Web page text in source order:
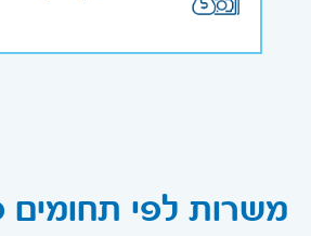
משרות לפי תחומים